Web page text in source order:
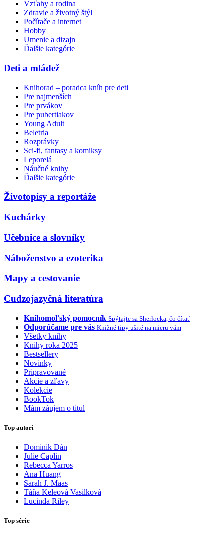
Vzťahy a rodina
Zdravie a životný štýl
Počítače a internet
Hobby
Umenie a dizajn
Ďalšie kategórie
Deti a mládež
Knihorad – poradca kníh pre deti
Pre najmenších
Pre prvákov
Pre pubertiakov
Young Adult
Beletria
Rozprávky
Sci-fi, fantasy a komiksy
Leporelá
Náučné knihy
Ďalšie kategórie
Životopisy a reportáže
Kuchárky
Učebnice a slovníky
Náboženstvo a ezoterika
Mapy a cestovanie
Cudzojazyčná literatúra
Knihomoľský pomocník Spýtajte sa Sherlocka, čo čítať
Odporúčame pre vás Knižné tipy ušité na mieru vám
Všetky knihy
Knihy roka 2025
Bestsellery
Novinky
Pripravované
Akcie a zľavy
Kolekcie
BookTok
Mám záujem o titul
Top autori
Dominik Dán
Julie Caplin
Rebecca Yarros
Ana Huang
Sarah J. Maas
Táňa Keleová Vasilková
Lucinda Riley
Top série